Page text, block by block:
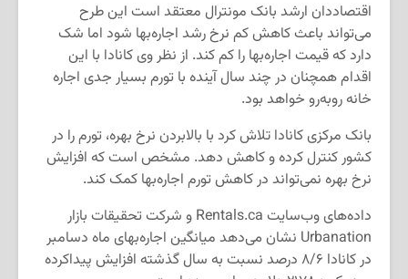
اقتصاددان ارشد بانک مونترال معتقد است این طرح
می‌تواند باعث کاهش کم نرخ رشد اجاره‌بها شود اما شک
دارد که قیمت اجاره‌بها را کم کند. از نظر وی کانادا با این
اقدام همچنان در چند سال آینده با تورم بسیار جدی اجاره
خانه روبه‌رو خواهد بود.
بانک مرکزی کانادا تلاش کرد با بالابردن نرخ بهره، تورم را در
کشور کنترل کرده و کاهش دهد. مشخص است که افزایش
نرخ بهره نمی‌تواند در کاهش تورم اجاره‌بها کمک کند.
داده‌های وب‌سایت Rentals.ca و شرکت تحقیقات بازار
Urbanation نشان می‌دهد میانگین اجاره‌بهای ماه دسامبر
در کانادا ۸/۶ درصد نسبت به سال گذشته افزایش پیداکرده